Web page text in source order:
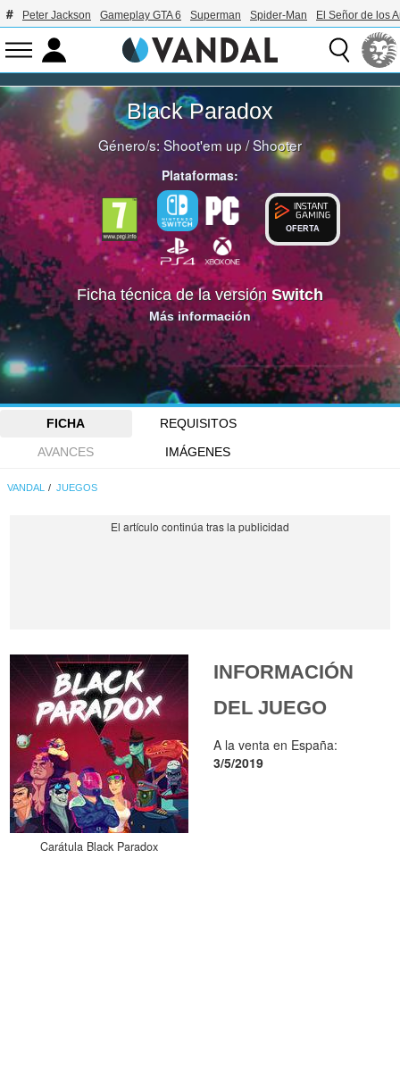
Peter Jackson Gameplay GTA 6 Superman Spider-Man El Señor de los
Black Paradox
Género/s:Shoot'em up/Shooter
Plataformas:
OFERTA
Ficha técnica de la versión Switch
Más información
FICHA
REQUISITOS
AVANCES
IMÁGENES
VANDAL JUEGOS
Carátula Black Paradox
INFORMACIÓN
DEL JUEGO
A la venta en España:
3/5/2019